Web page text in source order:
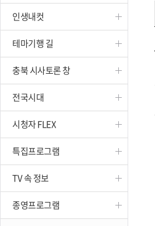
옥천
인생내컷
테마기행 길
충북 시사토론 창
전국시대
시청자 FLEX
특집프로그램
TV 속 정보
종영프로그램